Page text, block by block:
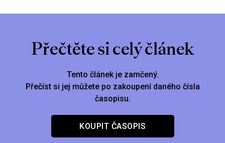
Přečtěte si celý článek
Tento článek je zamčený.
Přečíst si jej můžete po zakoupení daného čísla
časopisu.
KOUPIT ČASOPIS